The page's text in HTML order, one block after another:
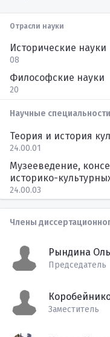
Отрасли науки
Исторические науки
08
Философские науки
20
Научные специальности
Теория и история
24.00.01
Музееведение,
историко-
24.00.03
Члены
Рындина
Председатель
Заместитель